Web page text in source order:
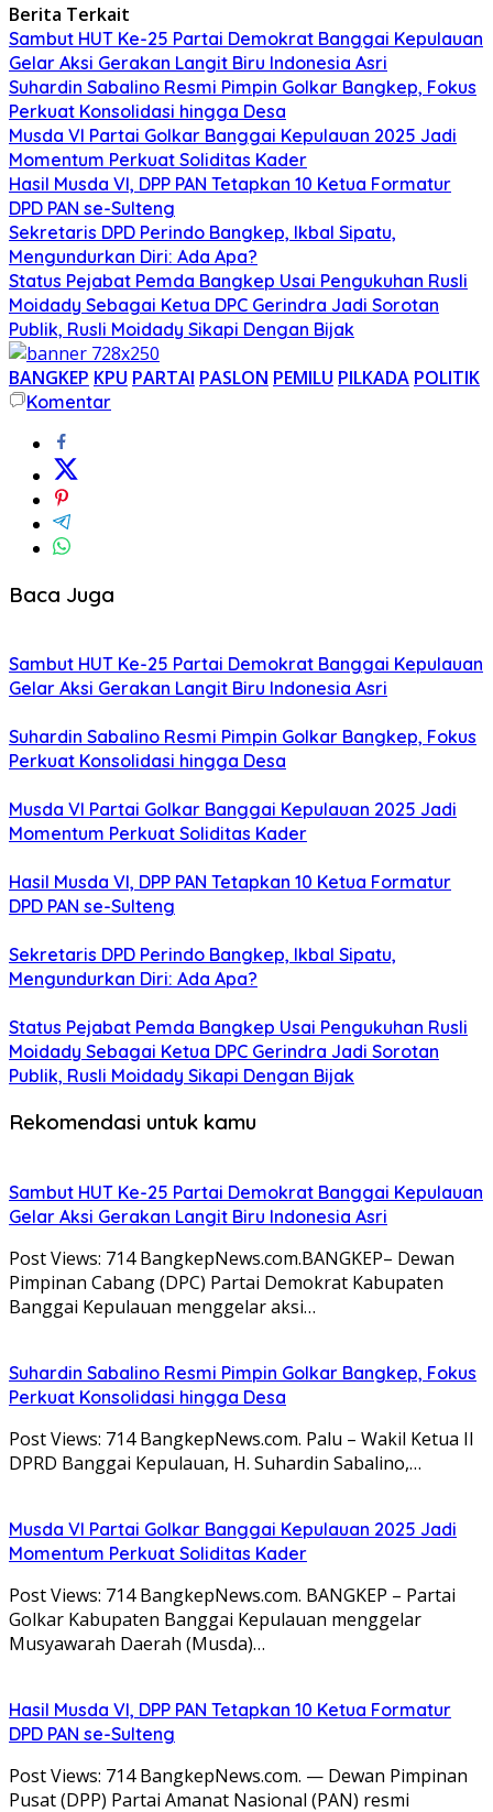
Berita Terkait
Sambut HUT Ke-25 Partai Demokrat Banggai Kepulauan
Gelar Aksi Gerakan Langit Biru Indonesia Asri
Suhardin Sabalino Resmi Pimpin Golkar Bangkep, Fokus
Perkuat Konsolidasi hingga Desa
Musda VI Partai Golkar Banggai Kepulauan 2025 Jadi
Momentum Perkuat Soliditas Kader
Hasil Musda VI, DPP PAN Tetapkan 10 Ketua Formatur
DPD PAN se-Sulteng
Sekretaris DPD Perindo Bangkep, Ikbal Sipatu,
Mengundurkan Diri: Ada Apa?
Status Pejabat Pemda Bangkep Usai Pengukuhan Rusli
Moidady Sebagai Ketua DPC Gerindra Jadi Sorotan
Publik, Rusli Moidady Sikapi Dengan Bijak
BANGKEP KPU PARTAI PASLON PEMILU PILKADA POLITIK
Komentar
Baca Juga
Sambut HUT Ke-25 Partai Demokrat Banggai Kepulauan
Gelar Aksi Gerakan Langit Biru Indonesia Asri
Suhardin Sabalino Resmi Pimpin Golkar Bangkep, Fokus
Perkuat Konsolidasi hingga Desa
Musda VI Partai Golkar Banggai Kepulauan 2025 Jadi
Momentum Perkuat Soliditas Kader
Hasil Musda VI, DPP PAN Tetapkan 10 Ketua Formatur
DPD PAN se-Sulteng
Sekretaris DPD Perindo Bangkep, Ikbal Sipatu,
Mengundurkan Diri: Ada Apa?
Status Pejabat Pemda Bangkep Usai Pengukuhan Rusli
Moidady Sebagai Ketua DPC Gerindra Jadi Sorotan
Publik, Rusli Moidady Sikapi Dengan Bijak
Rekomendasi untuk kamu
Sambut HUT Ke-25 Partai Demokrat Banggai Kepulauan
Gelar Aksi Gerakan Langit Biru Indonesia Asri
Post Views: 714 BangkepNews.com.BANGKEP– Dewan
Pimpinan Cabang (DPC) Partai Demokrat Kabupaten
Banggai Kepulauan menggelar aksi…
Suhardin Sabalino Resmi Pimpin Golkar Bangkep, Fokus
Perkuat Konsolidasi hingga Desa
Post Views: 714 BangkepNews.com. Palu – Wakil Ketua II
DPRD Banggai Kepulauan, H. Suhardin Sabalino,…
Musda VI Partai Golkar Banggai Kepulauan 2025 Jadi
Momentum Perkuat Soliditas Kader
Post Views: 714 BangkepNews.com. BANGKEP – Partai
Golkar Kabupaten Banggai Kepulauan menggelar
Musyawarah Daerah (Musda)…
Hasil Musda VI, DPP PAN Tetapkan 10 Ketua Formatur
DPD PAN se-Sulteng
Post Views: 714 BangkepNews.com. — Dewan Pimpinan
Pusat (DPP) Partai Amanat Nasional (PAN) resmi